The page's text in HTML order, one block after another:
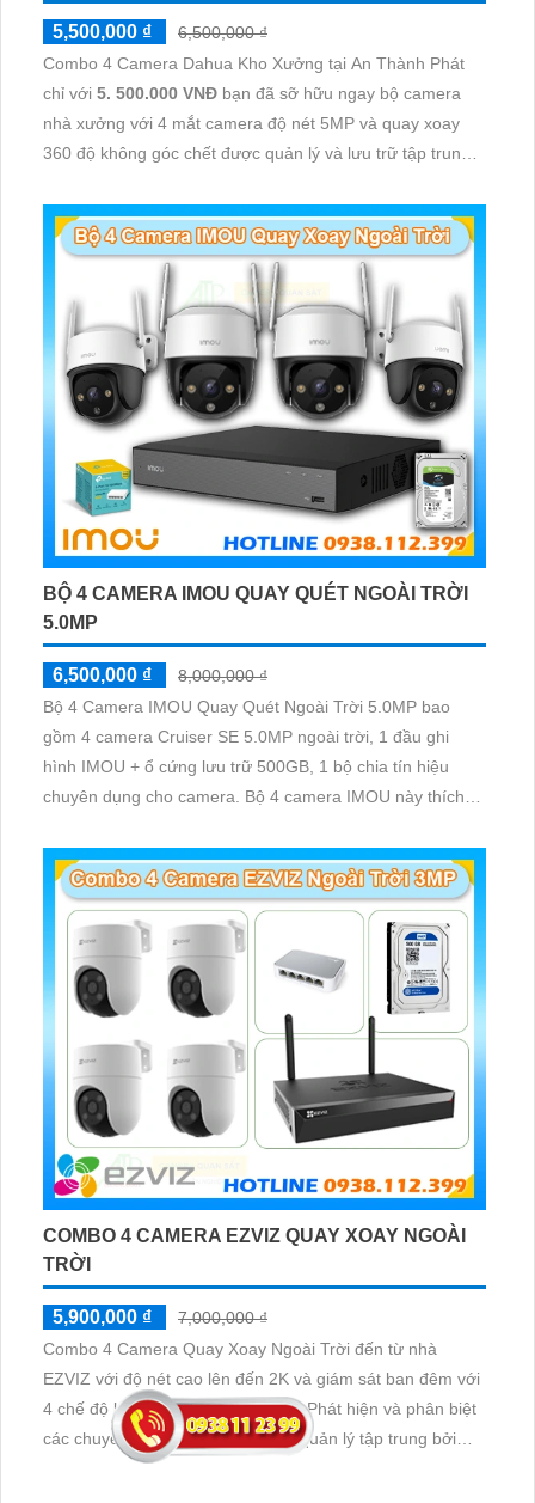
5,500,000 ₫
6,500,000 ₫
Combo 4 Camera Dahua Kho Xưởng tại An Thành Phát
chỉ với 5. 500.000 VNĐ bạn đã sỡ hữu ngay bộ camera
nhà xưởng với 4 mắt camera độ nét 5MP và quay xoay
360 độ không góc chết được quản lý và lưu trữ tập trung
BỘ 4 CAMERA IMOU QUAY QUÉT NGOÀI TRỜI
5.0MP
6,500,000 ₫
8,000,000 ₫
Bộ 4 Camera IMOU Quay Quét Ngoài Trời 5.0MP bao
gồm 4 camera Cruiser SE 5.0MP ngoài trời, 1 đầu ghi
hình IMOU + ổ cứng lưu trữ 500GB, 1 bộ chia tín hiệu
chuyên dụng cho camera. Bộ 4 camera IMOU này thích
cần giám sát ngoài trời
COMBO 4 CAMERA EZVIZ QUAY XOAY NGOÀI
TRỜI
5,900,000 ₫
7,000,000 ₫
Combo 4 Camera Quay Xoay Ngoài Trời đến từ nhà
EZVIZ với độ nét cao lên đến 2K và giám sát ban đêm với
4 chế độ khác nhau, công nghệ AI Phát hiện và phân biệt
các chuyển động chuẩn sát được quản lý tập trung bởi
đầu ghi hình IP WiFi